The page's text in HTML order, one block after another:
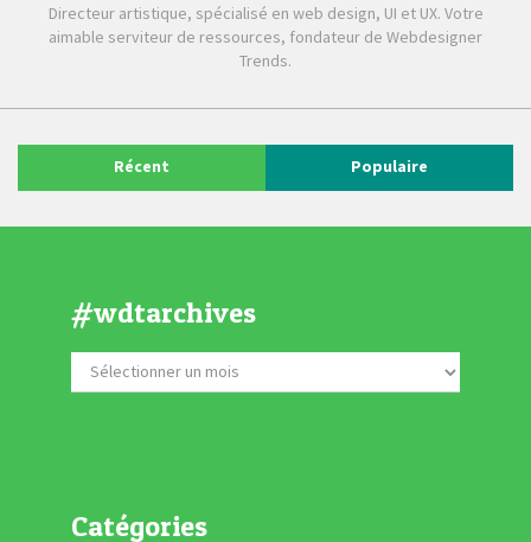
Directeur artistique, spécialisé en web design, UI et UX. Votre
aimable serviteur de ressources, fondateur de Webdesigner
Trends.
Récent Populaire
#wdtarchives
Catégories